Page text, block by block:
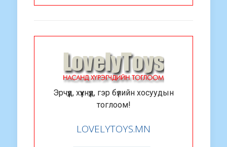
Эрчүүд, хүүхнүүд, гэр бүлийн хосуудын
тоглоом!
LOVELYTOYS.MN